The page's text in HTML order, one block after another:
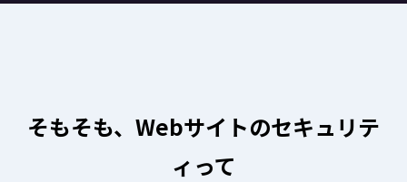
そもそも、Webサイトのセキュリテ
ィって